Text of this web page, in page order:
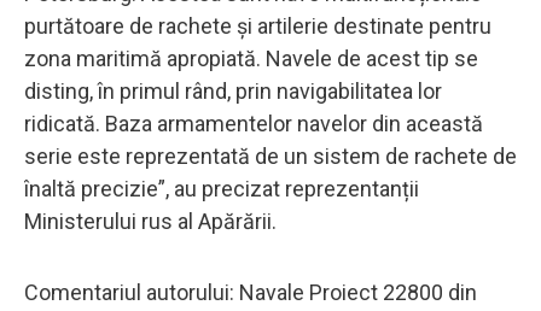
purtătoare de rachete și artilerie destinate pentru
zona maritimă apropiată. Navele de acest tip se
disting, în primul rând, prin navigabilitatea lor
ridicată. Baza armamentelor navelor din această
serie este reprezentată de un sistem de rachete de
înaltă precizie”, au precizat reprezentanții
Ministerului rus al Apărării.
Comentariul autorului: Navale Proiect 22800 din